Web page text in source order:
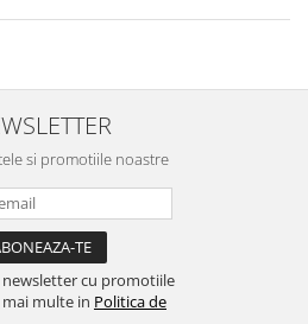
si promotiile noastre
newsletter cu promotiile
multe in Politica de